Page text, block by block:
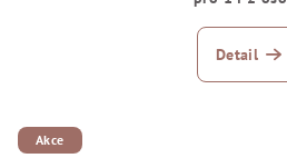
Detail
Akce